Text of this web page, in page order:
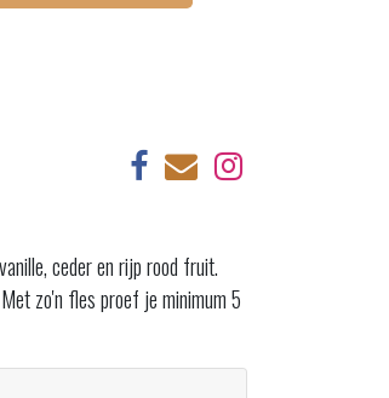
ceder en rijp rood fruit.
zo'n fles proef je minimum 5